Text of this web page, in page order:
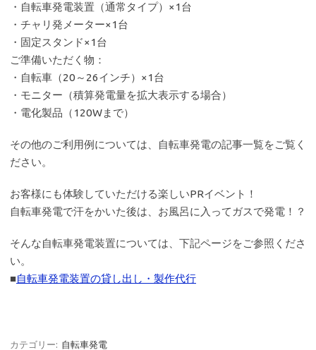
・自転車発電装置（通常タイプ）×1台
・チャリ発メーター×1台
・固定スタンド×1台
ご準備いただく物：
・自転車（20～26インチ）×1台
・モニター（積算発電量を拡大表示する場合）
・電化製品（120Wまで）
その他のご利用例については、自転車発電の記事一覧をご覧く
ださい。
お客様にも体験していただける楽しいPRイベント！
自転車発電で汗をかいた後は、お風呂に入ってガスで発電！？
そんな自転車発電装置については、下記ページをご参照くださ
い。
■自転車発電装置の貸し出し・製作代行
カテゴリー: 自転車発電